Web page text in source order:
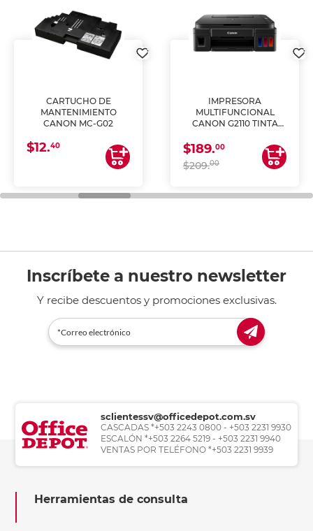
CARTUCHO DE
MANTENIMIENTO
CANON MC-G02
$12.40
IMPRESORA
MULTIFUNCIONAL
CANON G2110 TINTA
$189.00
$209.00
Inscríbete a nuestro newsletter
Y recibe descuentos y promociones exclusivas.
sclientessv@officedepot.com.sv
CASCADAS *+503 2243 0800 - +503 2231 9930
ESCALÓN *+503 2264 5219 - +503 2231 9940
VENTAS POR TELÉFONO *+503 2231 9939
Herramientas de consulta